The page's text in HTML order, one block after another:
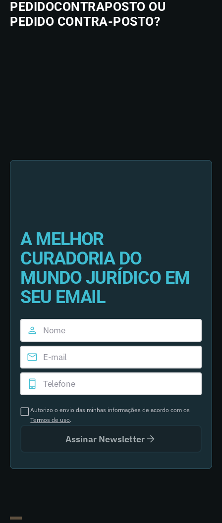
PEDIDOCONTRAPOSTO OU
PEDIDO CONTRA-POSTO?
A MELHOR
CURADORIA DO
MUNDO JURÍDICO EM
SEU EMAIL
Autorizo o envio das minhas informações de acordo com os
Termos de uso.
Assinar Newsletter